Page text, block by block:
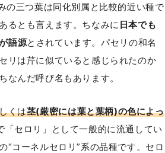
の三つ葉は同化別属と比較的近い種で
るとも言えます。ちなみに 日本でも
語源とされています。パセリの和名
リは芹に似ていると感じられたのか
なんだ呼び名もあります。
くは茎(厳密には葉と葉柄)の色によっ
「セロリ」として一般的に流通してい
“コーネルセロリ”系の品種です。セロ